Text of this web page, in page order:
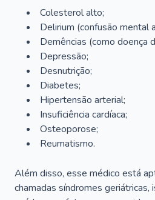
Colesterol alto;
Delirium (confusão mental
Demências (como doença
Depressão;
Desnutrição;
Diabetes;
Hipertensão arterial;
Insuficiência cardíaca;
Osteoporose;
Reumatismo.
Além disso, esse médico está
chamadas síndromes geriátricas,